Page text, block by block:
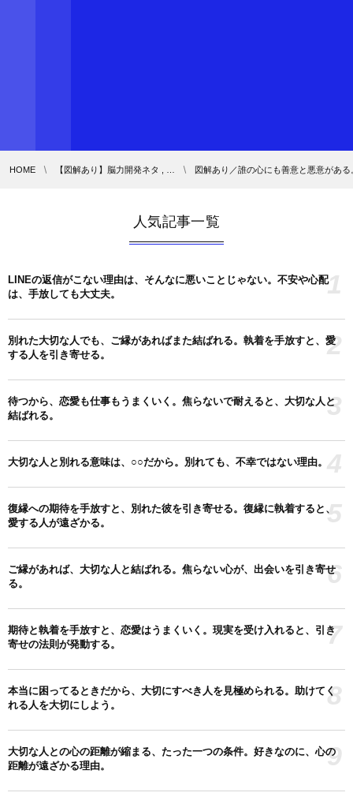
HOME 【図解あり】脳力開発ネタ , … 図解あり／誰の心にも善意と悪意があ
人気記事一覧
LINEの返信がこない理由は、そんなに悪いことじゃない。不安や心配
は、手放しても大丈夫。
1
別れた大切な人でも、ご縁があればまた結ばれる。執着を手放すと、愛
する人を引き寄せる。
2
待つから、恋愛も仕事もうまくいく。焦らないで耐えると、大切な人と
結ばれる。
3
大切な人と別れる意味は、○○だから。別れても、不幸ではない理由。 4
復縁への期待を手放すと、別れた彼を引き寄せる。復縁に執着すると、
愛する人が遠ざかる。
5
ご縁があれば、大切な人と結ばれる。焦らない心が、出会いを引き寄せ
る。
6
期待と執着を手放すと、恋愛はうまくいく。現実を受け入れると、引き
寄せの法則が発動する。
7
本当に困ってるときだから、大切にすべき人を見極められる。助けてく
れる人を大切にしよう。
8
大切な人との心の距離が縮まる、たった一つの条件。好きなのに、心の
距離が遠ざかる理由。
9